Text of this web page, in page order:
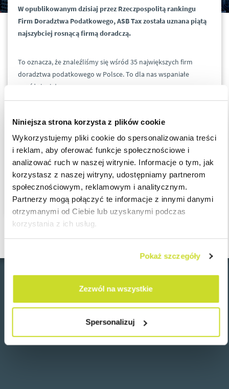
Niniejsza strona korzysta z plików cookie
Wykorzystujemy pliki cookie do spersonalizowania treści
i reklam, aby oferować funkcje społecznościowe i
analizować ruch w naszej witrynie. Informacje o tym, jak
korzystasz z naszej witryny, udostępniamy partnerom
społecznościowym, reklamowym i analitycznym.
Partnerzy mogą połączyć te informacje z innymi danymi
otrzymanymi od Ciebie lub uzyskanymi podczas
korzystania z ich usług.
Pokaż szczegóły
Zezwól na wszystkie
Spersonalizuj
W opublikowanym dzisiaj przez Rzeczpospolitą rankingu
Firm Doradztwa Podatkowego, ASB Tax została uznana piątą
najszybciej rosnącą firmą doradczą.
To oznacza, że znaleźliśmy się wśród 35 największych firm
doradztwa podatkowego w Polsce. To dla nas wspaniałe
wyróżnienie!
partnerom i klientom, za zaufanie i współpracę. Podziękowania
kierujemy też do naszego Zespołu Podatkowego, bo to dzięki
ich pracy osiągnęliśmy tak dobry wynik!
Wyniki rankingu dostępne są tutaj
Wróć